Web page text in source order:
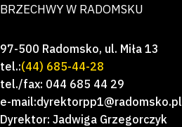
BRZECHWY W RADOMSKU
97-500 Radomsko, ul. Miła 13
tel.:(44) 685-44-28
tel./fax: 044 685 44 29
e-mail:dyrektorpp1@radomsko.pl
Dyrektor: Jadwiga Grzegorczyk